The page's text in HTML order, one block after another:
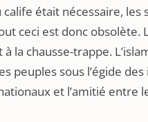
était nécessaire,
ceci est donc
la chausse-trappe.
peuples sous l’égide
et l’amitié entre